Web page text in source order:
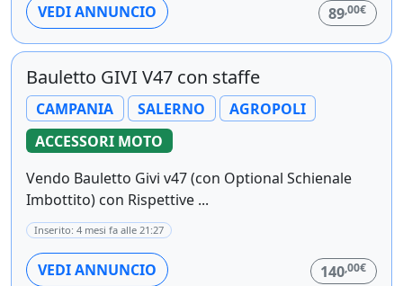
VEDI ANNUNCIO 89,00€
Bauletto GIVI V47 con staffe
CAMPANIA SALERNO
AGROPOLI
ACCESSORI MOTO
Vendo Bauletto Givi v47 (con Optional Schienale
Imbottito) con Rispettive ...
Inserito: 4 mesi fa alle 21:27
VEDI ANNUNCIO 140,00€